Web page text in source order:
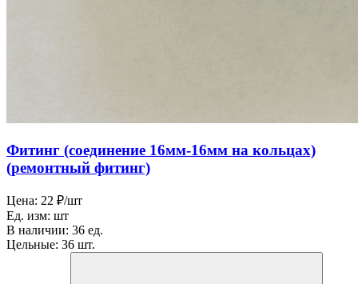
Фитинг (соединение 16мм-16мм на кольцах)
(ремонтный фитинг)
Цена: 22 ₽/шт
Ед. изм: шт
В наличии: 36 ед.
Цельные: 36 шт.